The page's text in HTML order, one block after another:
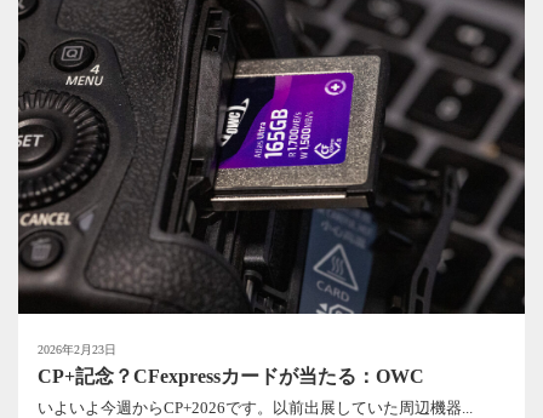
2026年2月23日
CP+記念？CFexpressカードが当たる：OWC
いよいよ今週からCP+2026です。以前出展していた周辺機器...